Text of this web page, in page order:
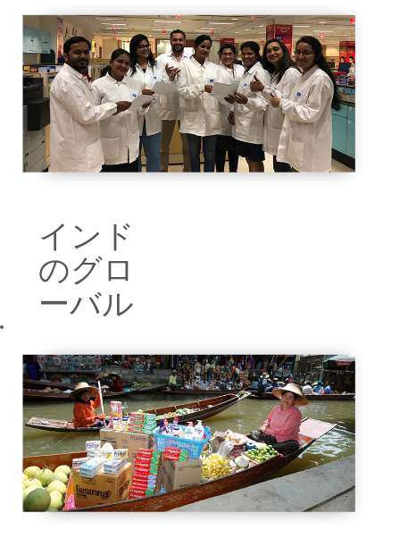
Activity」
黄浦工場と
Teem Towerオフ
ィスの社員
が、当社の
「Live Better
Program」（よ
り健康的な生
として、バド
ミントンの試
合に参加しま
した。
インド
のグロ
ーバル
ロジー
センタ
ーチー
ム